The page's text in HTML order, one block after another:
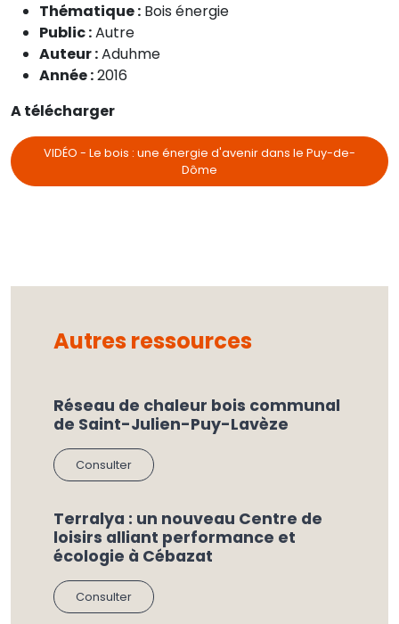
Thématique : Bois énergie
Public :Autre
Auteur :Aduhme
Année :2016
A télécharger
VIDÉO - Le bois : une énergie d'avenir dans le Puy-de-
Dôme
Autres ressources
Réseau de chaleur bois communal
de Saint-Julien-Puy-Lavèze
Consulter
Terralya : un nouveau Centre de
loisirs alliant performance et
écologie à Cébazat
Consulter